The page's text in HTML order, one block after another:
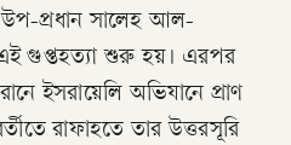
উপ-প্রধান সালেহ আল-
গুপ্তহত্যা শুরু হয়। এরপর
ইসরায়েলি অভিযানে প্রাণ
রাফাহতে তার উত্তরসূরি